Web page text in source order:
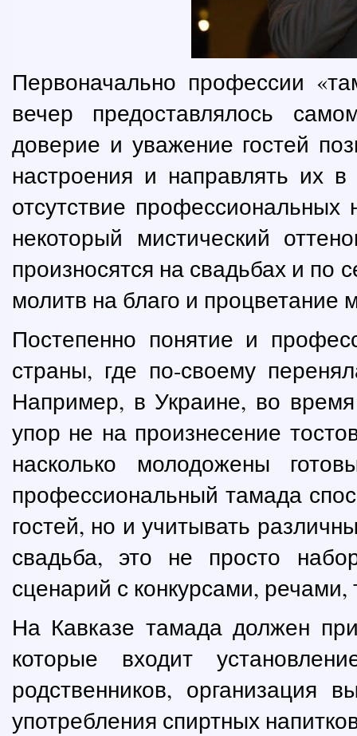
Первоначально профессии
вечер предоставлялось
доверие и уважение гостей
настроения и направлять их
отсутствие
некоторый мистический
произносятся на свадьбах и по
молитв на благо и процветание
Постепенно понятие и
страны, где по-своему
Например, в Украине, во
упор не на произнесение
насколько молодожены
профессиональный тамада
гостей, но и учитывать
свадьба, это не просто
сценарий с конкурсами, речами,
На Кавказе тамада должен
которые входит
родственников, организация
употребления спиртных